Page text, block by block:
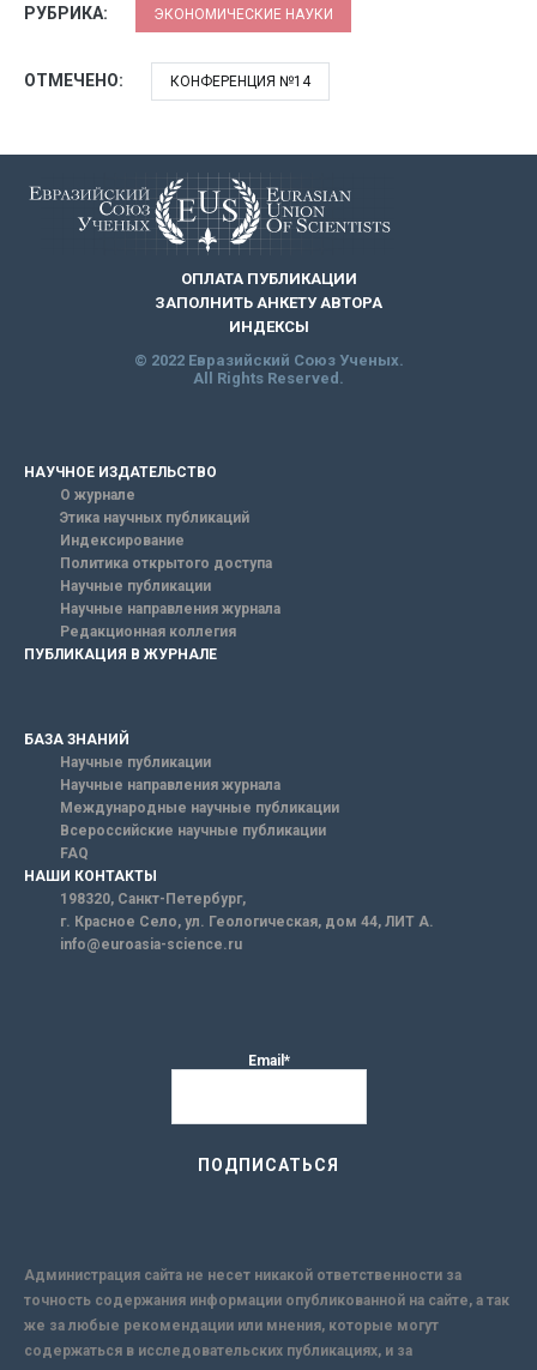
РУБРИКА: ЭКОНОМИЧЕСКИЕ НАУКИ
ОТМЕЧЕНО: КОНФЕРЕНЦИЯ №14
ОПЛАТА ПУБЛИКАЦИИ
ЗАПОЛНИТЬ АНКЕТУ АВТОРА
ИНДЕКСЫ
© 2022 Евразийский Союз Ученых.
All Rights Reserved.
НАУЧНОЕ ИЗДАТЕЛЬСТВО
О журнале
Этика научных публикаций
Индексирование
Политика открытого доступа
Научные публикации
Научные направления журнала
Редакционная коллегия
ПУБЛИКАЦИЯ В ЖУРНАЛЕ
БАЗА ЗНАНИЙ
Научные публикации
Научные направления журнала
Международные научные публикации
Всероссийские научные публикации
FAQ
НАШИ КОНТАКТЫ
198320, Санкт-Петербург,
г. Красное Село, ул. Геологическая, дом 44, ЛИТ А.
info@euroasia-science.ru
Email*
Администрация сайта не несет никакой ответственности за
точность содержания информации опубликованной на сайте, а так
же за любые рекомендации или мнения, которые могут
содержаться в исследовательских публикациях, и за